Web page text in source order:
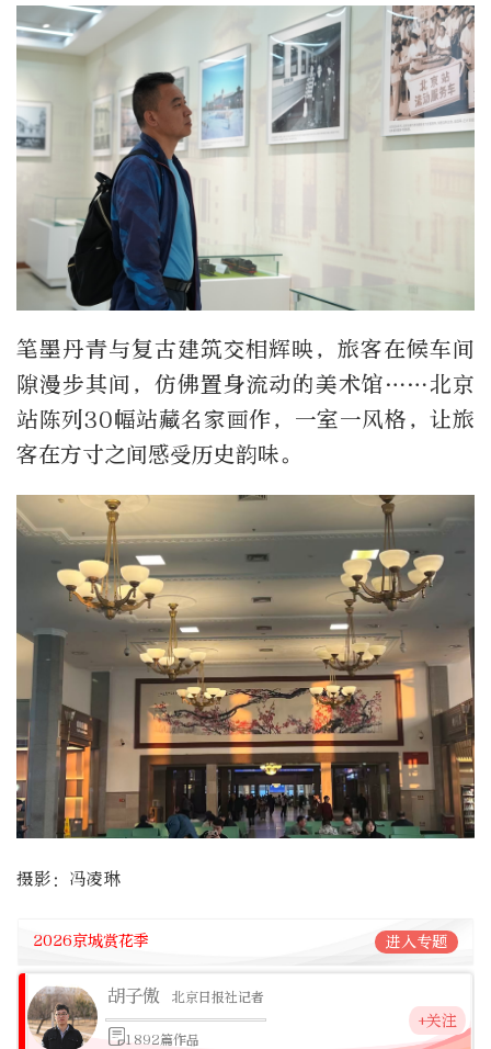
笔墨丹青与复古建筑交相辉映，旅客在候车间
隙漫步其间，仿佛置身流动的美术馆……北京
站陈列30幅站藏名家画作，一室一风格，让旅
客在方寸之间感受历史韵味。
摄影：冯凌琳
2026京城赏花季 进入专题
胡子傲 北京日报社记者
1892篇作品
+关注